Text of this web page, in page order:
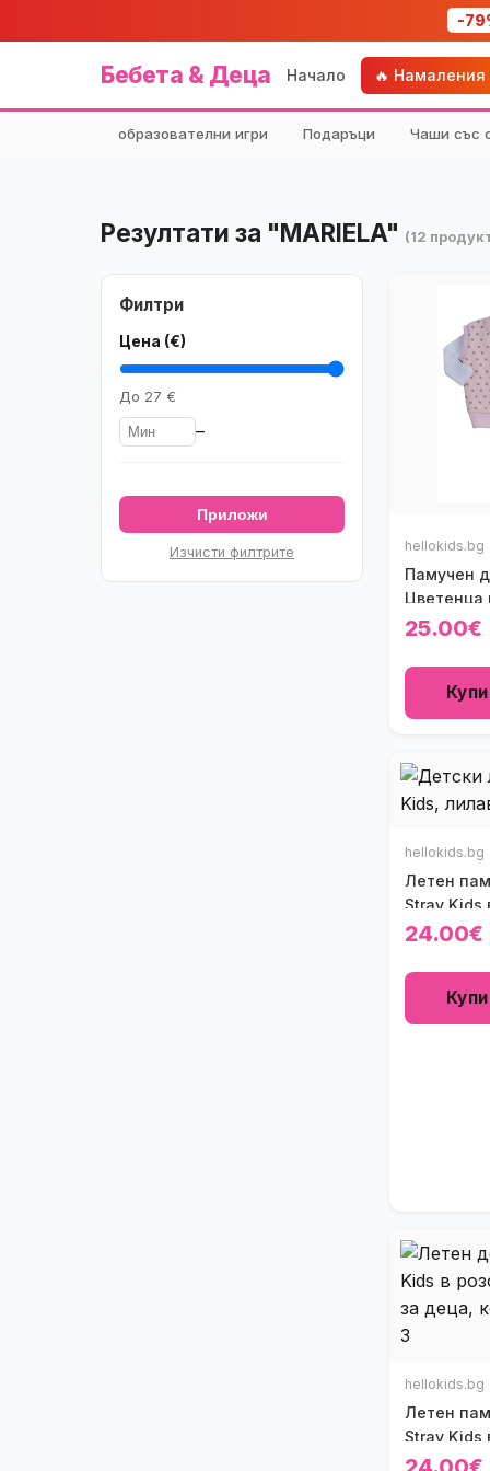
-
Бебета & Деца Начало 🔥 Намаления
образователни игри Подаръци Чаши със
Резултати за "MARIELA" (12
Филтри
Цена (€)
До 27 €
–
Приложи
Изчисти филтрите hellokids.bg
Памучен
Цветенца
на точки (
25.00€
hellokids.bg
Летен
Stray Kids
24.00€
hellokids.bg
Летен
Stray Kids